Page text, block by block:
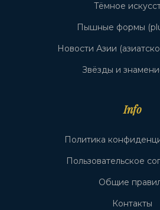
Тёмное
Пышные формы
Новости Азии
Звёзды и
Info
Политика
Пользовательское
Общие
Контакты